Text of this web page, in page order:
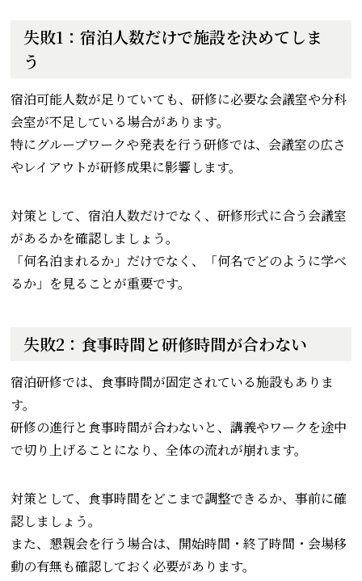
失敗1：宿泊人数だけで施設を決めてしま
う
宿泊可能人数が足りていても、研修に必要な会議室や分科
会室が不足している場合があります。
特にグループワークや発表を行う研修では、会議室の広さ
やレイアウトが研修成果に影響します。
対策として、宿泊人数だけでなく、研修形式に合う会議室
があるかを確認しましょう。
「何名泊まれるか」だけでなく、「何名でどのように学べ
るか」を見ることが重要です。
失敗2：食事時間と研修時間が合わない
宿泊研修では、食事時間が固定されている施設もありま
す。
研修の進行と食事時間が合わないと、講義やワークを途中
で切り上げることになり、全体の流れが崩れます。
対策として、食事時間をどこまで調整できるか、事前に確
認しましょう。
また、懇親会を行う場合は、開始時間・終了時間・会場移
動の有無も確認しておく必要があります。